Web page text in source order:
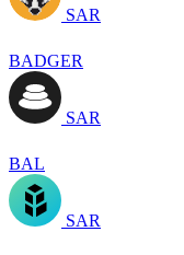
SAR
BADGER
SAR
BAL
SAR